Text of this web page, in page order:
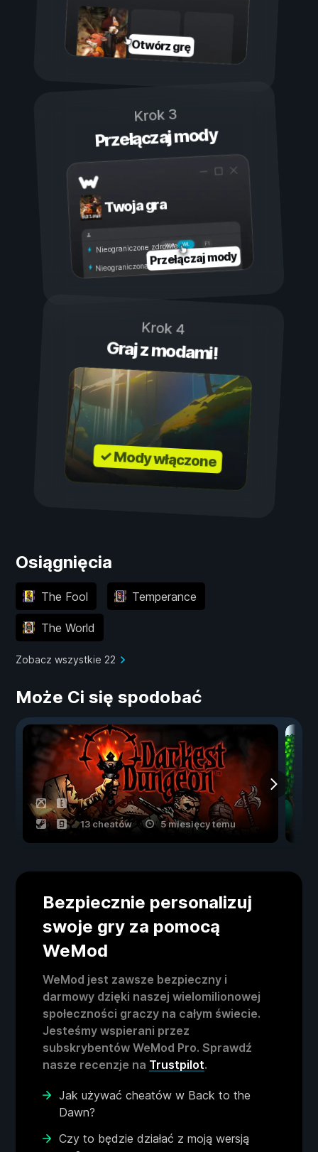
Otwórz grę
Krok 3
Przełączaj mody
Twoja gra
Wł.
Wył.
Nieograniczone zdrowie
Nieograniczona wytrzymałość
Przełączaj mody
Krok 4
Graj z modami!
✓ Mody włączone
Osiągnięcia
The Fool Temperance
The World
Zobacz wszystkie 22
Może Ci się spodobać
13 cheatów 5 miesięcy temu
Bezpiecznie personalizuj
swoje gry za pomocą
WeMod
WeMod jest zawsze bezpieczny i
darmowy dzięki naszej wielomilionowej
społeczności graczy na całym świecie.
Jesteśmy wspierani przez
subskrybentów WeMod Pro. Sprawdź
nasze recenzje na Trustpilot.
Jak używać cheatów w Back to the
Dawn?
Czy to będzie działać z moją wersją